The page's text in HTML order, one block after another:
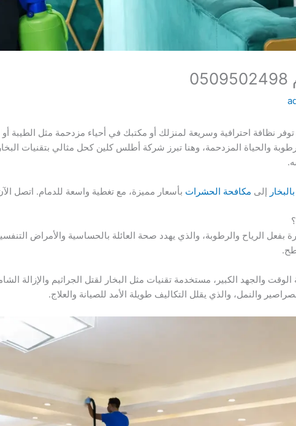
نظافة احترافية وسريعة لمنزلك أو مكتبك في أحياء مزدحمة مثل الطيبة أو
والحياة المزدحمة، وهنا تبرز شركة أطلس كلين كحل مثالي بتقنيات
إلى مكافحة الحشرات بأسعار مميزة، مع تغطية واسعة للدمام. اتصل الآن على 0509502498 لحجز
بفعل الرياح والرطوبة، والذي يهدد صحة العائلة بالحساسية والأمراض
والجهد الكبير، مستخدمة تقنيات مثل البخار لقتل الجراثيم والإزالة
والنمل، والذي يقلل التكاليف طويلة الأمد للصيانة والعلاج.